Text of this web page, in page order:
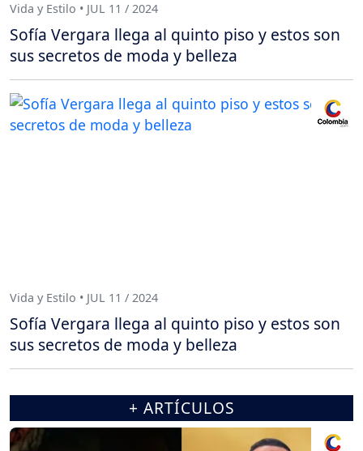
Vida y Estilo • JUL 11 / 2024
Sofía Vergara llega al quinto piso y estos son
sus secretos de moda y belleza
Vida y Estilo • JUL 11 / 2024
Sofía Vergara llega al quinto piso y estos son
sus secretos de moda y belleza
+ ARTÍCULOS